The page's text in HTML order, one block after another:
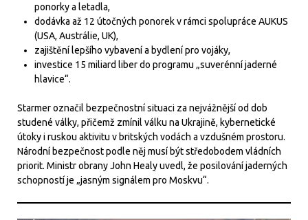
ponorky a letadla,
dodávka až 12 útočných ponorek v rámci spolupráce AUKUS
(USA, Austrálie, UK),
zajištění lepšího vybavení a bydlení pro vojáky,
investice 15 miliard liber do programu „suverénní jaderné
hlavice“.
Starmer označil bezpečnostní situaci za nejvážnější od dob
studené války, přičemž zmínil válku na Ukrajině, kybernetické
útoky i ruskou aktivitu v britských vodách a vzdušném prostoru.
Národní bezpečnost podle něj musí být středobodem vládních
priorit. Ministr obrany John Healy uvedl, že posilování jaderných
schopností je „jasným signálem pro Moskvu“.